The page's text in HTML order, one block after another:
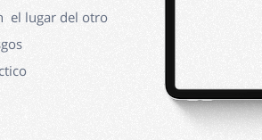
el lugar del otro